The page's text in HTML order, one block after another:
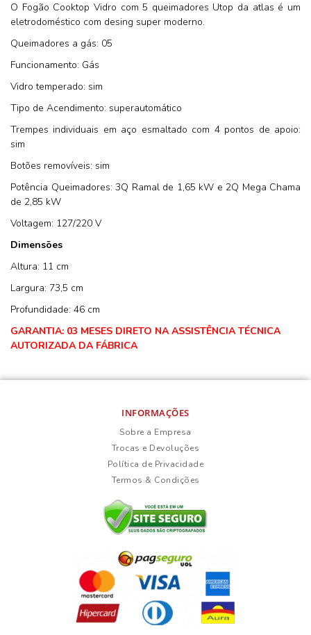
O Fogão Cooktop Vidro com 5 queimadores Utop da atlas é um
eletrodoméstico com desing super moderno.
Queimadores a gás: 05
Funcionamento: Gás
Vidro temperado: sim
Tipo de Acendimento: superautomático
Trempes individuais em aço esmaltado com 4 pontos de apoio:
sim
Botões removíveis: sim
Potência Queimadores: 3Q Ramal de 1,65 kW e 2Q Mega Chama
de 2,85 kW
Voltagem: 127/220 V
Dimensões
Altura: 11 cm
Largura: 73,5 cm
Profundidade: 46 cm
GARANTIA: 03 MESES DIRETO NA ASSISTÊNCIA TÉCNICA
AUTORIZADA DA FÁBRICA
INFORMAÇÕES
Sobre a Empresa
Trocas e Devoluções
Política de Privacidade
Termos & Condições